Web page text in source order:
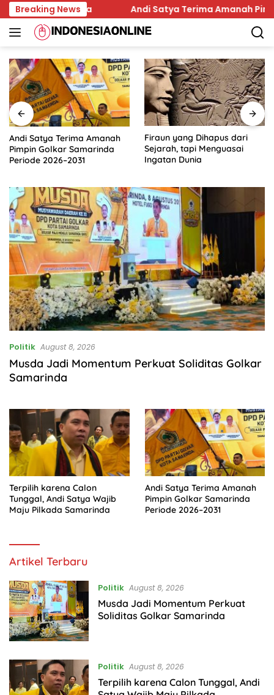
Skip
to
content
Breaking News
Samarinda Andi Satya Terima Amanah Pimpin
Firaun yang Dihapus dari
Sejarah, tapi Menguasai
Ingatan Dunia
Deepfake Porno di Solo,
Trauma Korban dan
Lambannya Proses Hukum
Politik August 8, 2026
Musda Jadi Momentum Perkuat Soliditas Golkar
Samarinda
Terpilih karena Calon
Tunggal, Andi Satya Wajib
Maju Pilkada Samarinda
Andi Satya Terima Amanah
Pimpin Golkar Samarinda
Periode 2026–2031
Indonesia
Artikel Terbaru
Politik August 8, 2026
Musda Jadi Momentum Perkuat
Soliditas Golkar Samarinda
Politik August 8, 2026
Terpilih karena Calon Tunggal, Andi